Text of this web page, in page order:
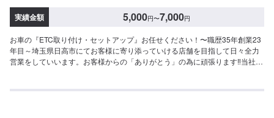
実績金額 5,000円〜7,000円
お車の『ETC取り付け・セットアップ』お任せください！〜職歴35年創業23
年目～埼玉県日高市にてお客様に寄り添っていける店舗を目指して日々全力
営業をしていいます。お客様からの「ありがとう」の為に頑張ります‼当社は
す。ご希望のお客様は車種情報・車検証・パーツの詳細をオファー送信時に